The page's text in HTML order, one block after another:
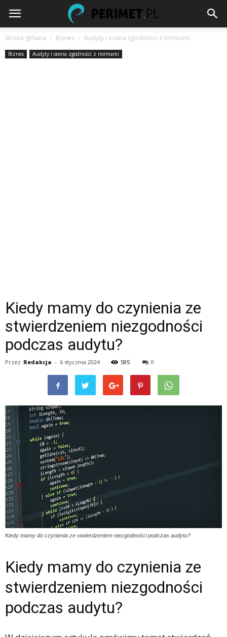
Strona główna Biznes Audyty i ocena zgodności z normami
Biznes Audyty i ocena zgodności z normami
Kiedy mamy do czynienia ze
stwierdzeniem niezgodności
podczas audytu?
Przez Redakcja - 6 stycznia 2024 595 0
Kiedy mamy do czynienia ze stwierdzeniem niezgodności podczas audytu?
Kiedy mamy do czynienia ze
stwierdzeniem niezgodności
podczas audytu?